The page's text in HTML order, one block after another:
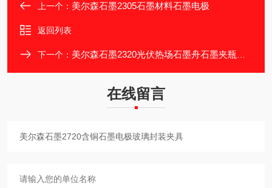
上一个： 美尔森石墨2305石墨材料石墨电极
返回列表
下一个： 美尔森石墨2320光伏热场石墨舟石墨夹瓶模具
在线留言